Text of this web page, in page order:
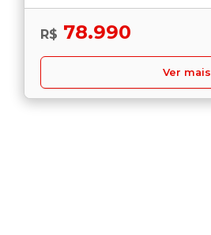
R$ 78.990
Ver mais